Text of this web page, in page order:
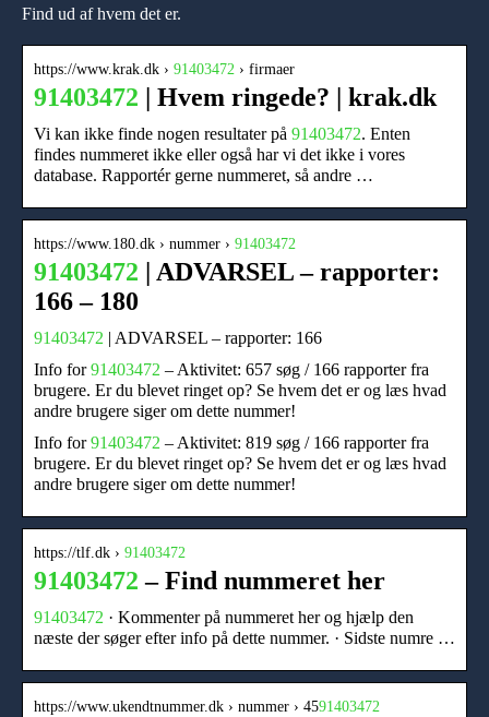
Find ud af hvem det er.
https://www.krak.dk › 91403472 › firmaer
91403472 | Hvem ringede? | krak.dk
Vi kan ikke finde nogen resultater på 91403472. Enten
findes nummeret ikke eller også har vi det ikke i vores
database. Rapportér gerne nummeret, så andre …
https://www.180.dk › nummer › 91403472
91403472 | ADVARSEL – rapporter:
166 – 180
91403472 | ADVARSEL – rapporter: 166
Info for91403472 – Aktivitet: 657 søg / 166 rapporter fra
brugere. Er du blevet ringet op? Se hvem det er og læs hvad
andre brugere siger om dette nummer!
Info for91403472 – Aktivitet: 819 søg / 166 rapporter fra
brugere. Er du blevet ringet op? Se hvem det er og læs hvad
andre brugere siger om dette nummer!
https://tlf.dk › 91403472
91403472 – Find nummeret her
91403472 · Kommenter på nummeret her og hjælp den
næste der søger efter info på dette nummer. · Sidste numre …
https://www.ukendtnummer.dk › nummer › 4591403472